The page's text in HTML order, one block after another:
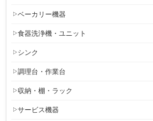
ベーカリー機器
食器洗浄機・ユニット
シンク
調理台・作業台
収納・棚・ラック
サービス機器